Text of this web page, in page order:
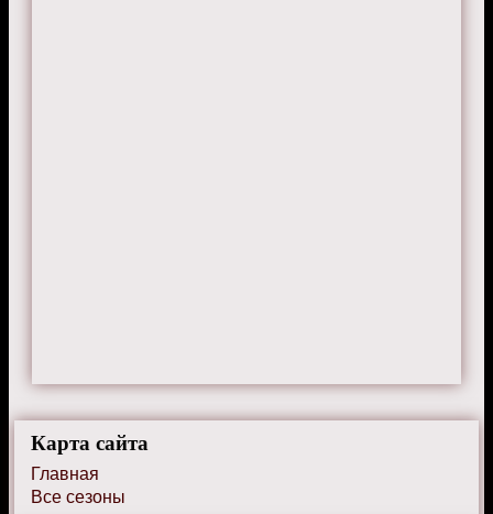
Карта сайта
Главная
Все сезоны